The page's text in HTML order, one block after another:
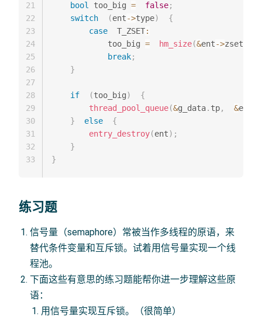
bool
too_big = false;
switch
(ent->type)
{
case
  T_ZSET
:
            too_big
= hm_size(&ent->zset
break;
}
if (too_big)
{
thread_pool_queue(&g_data. tp, &
}
else
{
entry_destroy(ent) ;
}
}
21
22
23
24
25
26
27
28
29
30
31
32
33
练习题
信号量（semaphore）常被当作多线程的原语，来
替代条件变量和互斥锁。试着用信号量实现一个线
程池。
下面这些有意思的练习题能帮你进一步理解这些原
语：
用信号量实现互斥锁。（很简单）